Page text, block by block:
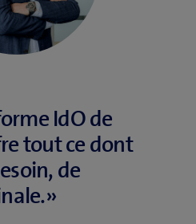
IdO de
tout ce dont
de